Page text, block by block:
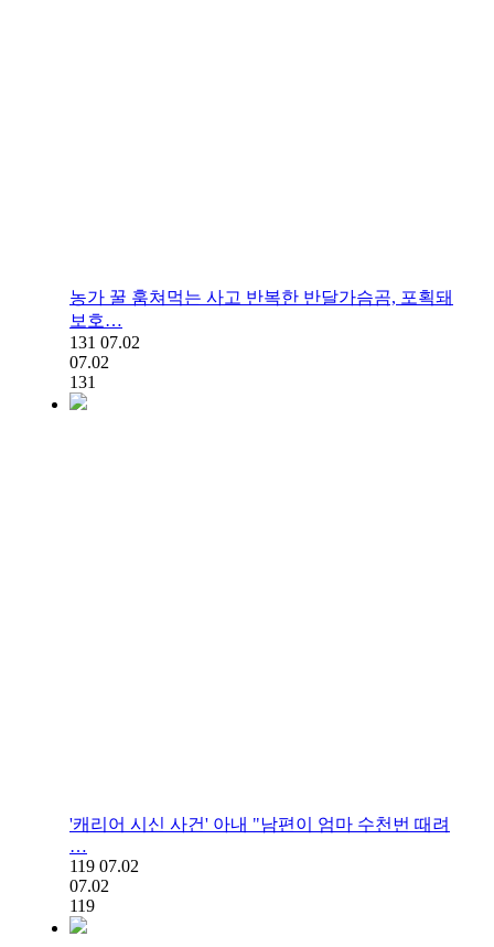
농가 꿀 훔쳐먹는 사고 반복한 반달가슴곰, 포획돼
보호…
131 07.02
07.02
131
'캐리어 시신 사건' 아내 "남편이 엄마 수천번 때려
…
119 07.02
07.02
119